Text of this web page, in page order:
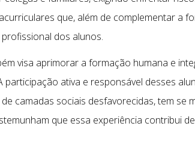
que, além de complementar a
dos alunos.
visa aprimorar a formação humana e
ativa e responsável desses
camadas sociais desfavorecidas, tem se
que essa experiência contribui